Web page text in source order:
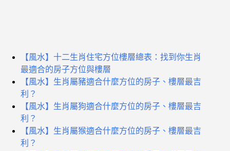
【風水】十二生肖住宅方位樓層總表：找到你生肖
最適合的房子方位與樓層
【風水】生肖屬豬適合什麼方位的房子、樓層最吉
利？
【風水】生肖屬狗適合什麼方位的房子、樓層最吉
利？
【風水】生肖屬猴適合什麼方位的房子、樓層最吉
利？